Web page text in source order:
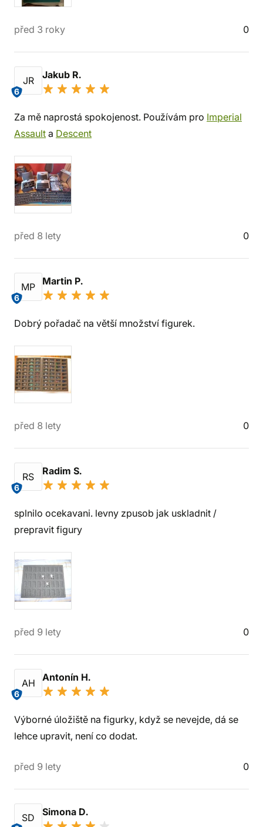
před 3 roky 0
JR
6
Jakub R.
Za mě naprostá spokojenost. Používám pro Imperial
Assault a Descent
před 8 lety 0
MP
6
Martin P.
Dobrý pořadač na větší množství figurek.
před 8 lety 0
RS
6
Radim S.
splnilo ocekavani. levny zpusob jak uskladnit /
prepravit figury
před 9 lety 0
AH
6
Antonín H.
Výborné úložiště na figurky, když se nevejde, dá se
lehce upravit, není co dodat.
před 9 lety 0
SD Simona D.